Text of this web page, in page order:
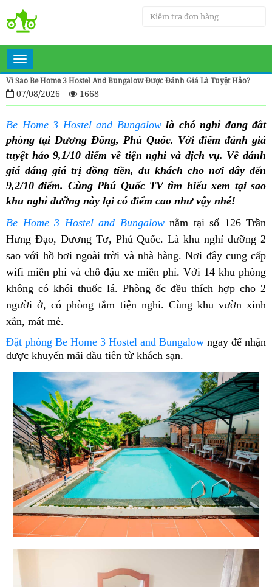
Toggle
navigation
Vì Sao Be Home 3 Hostel And Bungalow Được Đánh Giá Là Tuyệt Hảo?
07/08/2026 1668
Be Home 3 Hostel and Bungalowlà chỗ nghỉ đang đắt
phòng tại Dương Đông, Phú Quốc. Với điểm đánh giá
tuyệt hảo 9,1/10 điểm về tiện nghi và dịch vụ. Về đánh
giá đáng giá trị đồng tiền, du khách cho nơi đây đến
9,2/10 điểm. Cùng Phú Quốc TV tìm hiểu xem tại sao
khu nghỉ dưỡng này lại có điểm cao như vậy nhé!
Be Home 3 Hostel and Bungalow nằm tại số 126 Trần
Hưng Đạo, Dương Tơ, Phú Quốc. Là khu nghỉ dưỡng 2
sao với hồ bơi ngoài trời và nhà hàng. Nơi đây cung cấp
wifi miễn phí và chỗ đậu xe miễn phí. Với 14 khu phòng
không có khói thuốc lá. Phòng ốc đều thích hợp cho 2
người ở, có phòng tắm tiện nghi. Cùng khu vườn xinh
xắn, mát mẻ.
Đặt phòng Be Home 3 Hostel and Bungalow ngay để nhận
được khuyến mãi đầu tiên từ khách sạn.